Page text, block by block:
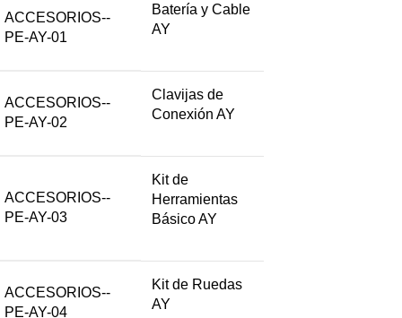
ACCESORIOS--
PE-AY-01
Batería y Cable
AY
ACCESORIOS--
PE-AY-02
Clavijas de
Conexión AY
ACCESORIOS--
PE-AY-03
Kit de
Herramientas
Básico AY
ACCESORIOS--
PE-AY-04
Kit de Ruedas
AY